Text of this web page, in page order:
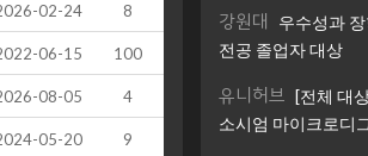
02-24 8
06-15 100
08-05 4
05-20 9
강원대
우수성과
전공 졸업자 대상
유니허브 [전체 대
소시엄 마이크로디